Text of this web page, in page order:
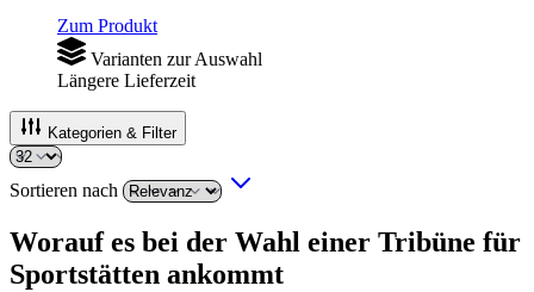
Zum Produkt
Varianten zur Auswahl
Längere Lieferzeit
Kategorien & Filter
Sortieren nach
Worauf es bei der Wahl einer Tribüne für
Sportstätten ankommt